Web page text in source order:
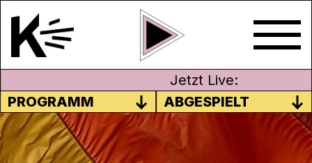
Jetzt Live:
PROGRAMM
ABGESPIELT
NICHT VERPASSEN: AM 9.